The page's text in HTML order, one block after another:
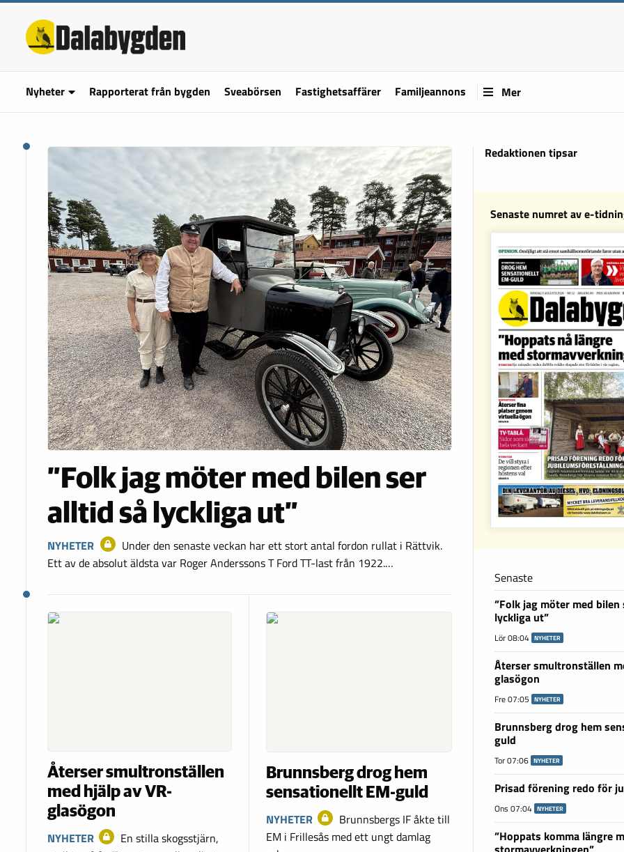
Nyheter Rapporterat från bygden Sveabörsen Fastighetsaffärer Familjeannons Mer
”Folk jag möter med bilen ser
alltid så lyckliga ut”
NYHETER
Under den senaste veckan har ett stort antal fordon rullat i Rättvik.
Ett av de absolut äldsta var Roger Anderssons T Ford TT-last från 1922.…
Återser smultronställen
med hjälp av VR-
glasögon
NYHETER
En stilla skogsstjärn,
Brunnsberg drog hem
sensationellt EM-guld
NYHETER
Brunnsbergs IF åkte till
EM i Frillesås med ett ungt damlag
Redaktionen tipsar
Senaste numret av e-
Senaste
”Folk jag möter med
lyckliga ut”
Lör 08:04 NYHETER
Återser smultronställen
glasögon
Fre 07:05 NYHETER
Brunnsberg drog hem
guld
Tor 07:06 NYHETER
Prisad förening redo för
Ons 07:04 NYHETER
”Hoppats komma längre